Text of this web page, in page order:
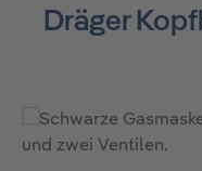
Dräger
Bildergalerie